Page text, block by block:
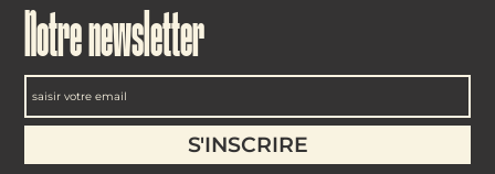
Notre newsletter